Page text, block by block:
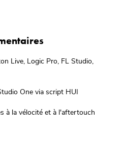
Live, Logic Pro, FL Studio,
One via script HUI
à la vélocité et à l'aftertouch